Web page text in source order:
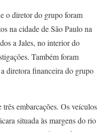
o diretor do grupo foram
na cidade de São Paulo na
a Jales, no interior do
Também foram
diretora financeira do grupo
embarcações. Os veículos
situada às margens do rio